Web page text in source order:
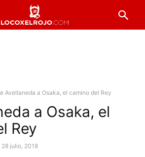
Avellaneda a Osaka, el camino del Rey
a Osaka, el
Rey
28 julio, 2018